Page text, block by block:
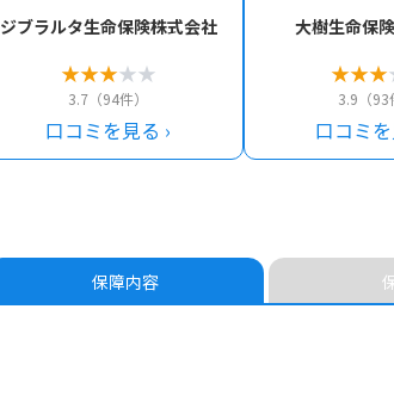
ジブラルタ生命保険株式会社
★★★★★
3.7（94件）
口コミを見る ›
大樹生命保
★★★
3.9（93
口コミ
保障内容